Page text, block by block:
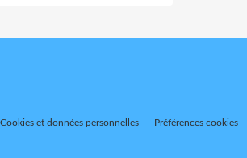
Cookies et données personnelles Préférences cookies